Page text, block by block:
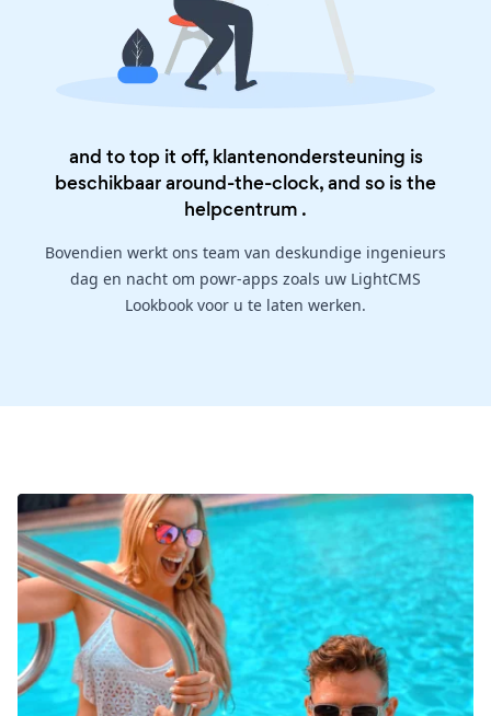
and to top it off, klantenondersteuning is
beschikbaar around-the-clock, and so is the
helpcentrum .
Bovendien werkt ons team van deskundige ingenieurs
dag en nacht om powr-apps zoals uw LightCMS
Lookbook voor u te laten werken.